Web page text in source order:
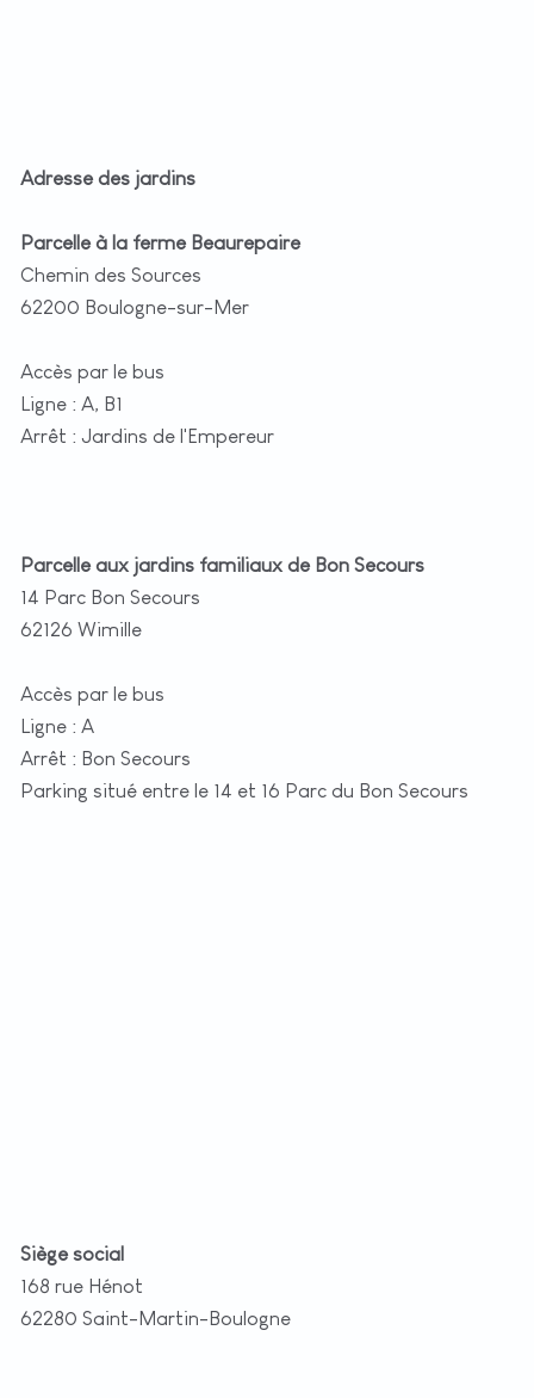
Adresse des jardins
Parcelle à la ferme Beaurepaire
Chemin des Sources
62200 Boulogne-sur-Mer
Accès par le bus
Ligne : A, B1
Arrêt : Jardins de l'Empereur
Parcelle aux jardins familiaux de Bon Secours
14 Parc Bon Secours
62126 Wimille
Accès par le bus
Ligne : A
Arrêt : Bon Secours
Parking situé entre le 14 et 16 Parc du Bon Secours
Siège social
168 rue Hénot
62280 Saint-Martin-Boulogne